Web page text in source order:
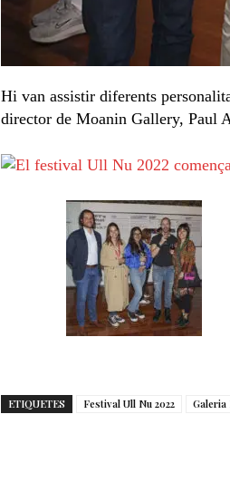
Hi van assistir diferents
director de Moanin Gallery, Paul
ETIQUETES Festival Ull Nu 2022 Galeria